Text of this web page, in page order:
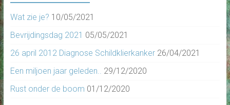
Wat zie je? 10/05/2021
Bevrijdingsdag 2021 05/05/2021
26 april 2012 Diagnose Schildklierkanker 26/04/2021
Een miljoen jaar geleden..
29/12/2020
Rust onder de boom 01/12/2020